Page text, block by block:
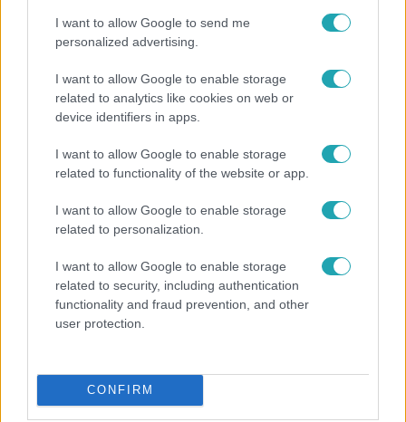
I want to allow Google to send me
personalized advertising.
I want to allow Google to enable storage
related to analytics like cookies on web or
device identifiers in apps.
I want to allow Google to enable storage
related to functionality of the website or app.
I want to allow Google to enable storage
related to personalization.
I want to allow Google to enable storage
related to security, including authentication
functionality and fraud prevention, and other
user protection.
CONFIRM
2023. augusztus 30. 20:25
Nesi a sírással küzdött a kóstoláson: „Ha elkezdek
Nesikának nem sikerült lemásolni Rácz Jenő tányérját, így
bevallotta, hogy ezúttal nehéz lesz kiállnia a lányért.